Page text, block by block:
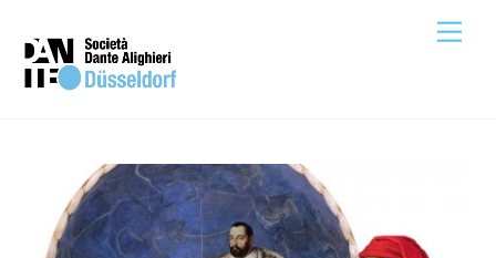
content